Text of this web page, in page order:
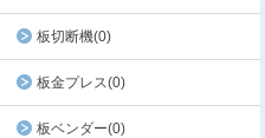
板切断機(0)
板金プレス(0)
板ベンダー(0)